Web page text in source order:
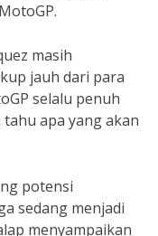
masih
jauh dari para
selalu penuh
apa yang akan
potensi
sedang menjadi
menyampaikan